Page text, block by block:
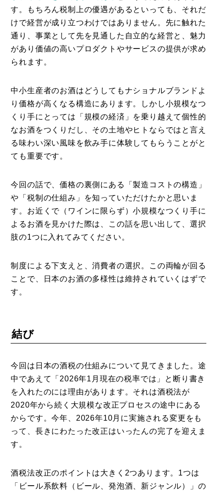
す。もちろん税制上の優遇があるといっても、それだ
けで経営が成り立つわけではありません。先に触れた
通り、事業として先を見通した自立的な経営と、魅力
があり価値の高いプロダクトやサービスの提供が求め
られます。
中小生産者のお酒はどうしてもナショナルブランドよ
り価格が高くなる構造にあります。しかし小規模なつ
くり手にとっては「規模の経済」を乗り越えて個性的
なお酒をつくりだし、その土地やヒトならではと言え
る味わい深い風味を飲み手に体験してもらうことがと
ても重要です。
今回の話で、価格の裏側にある「製造コストの構造」
や「税制の仕組み」を知っていただけたかと思いま
す。お近くで（ワインに限らず）小規模なつくり手に
よるお酒を見かけた際は、この話を思い出して、選択
肢の1つに入れてみてください。
制度による下支えと、消費者の選択。この両輪が回る
ことで、日本のお酒の多様性は維持されていくはずで
す。
結び
今回は日本の酒税の仕組みについて見てきました。途
中であえて「2026年1月現在の税率では」と断り書き
を入れたのには理由があります。それは酒税法が
2020年から続く大規模な改正プロセスの途中にある
からです。今年、2026年10月に実施される変更をも
って、長きにわたった改正はいったんの完了を迎えま
す。
酒税法改正のポイントは大きく2つあります。1つは
「ビール系飲料（ビール、発泡酒、新ジャンル）」の